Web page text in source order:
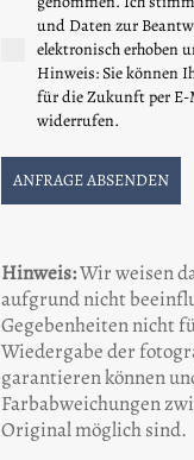
und Daten zur
elektronisch erhoben
Hinweis: Sie können
für die Zukunft per
widerrufen.
ANFRAGE ABSENDEN
Hinweis:Wir weisen
aufgrund nicht
Gegebenheiten nicht
Wiedergabe der
garantieren können
Farbabweichungen
Original möglich sind.